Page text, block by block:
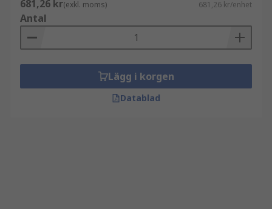
681,26 kr(exkl. moms) 681,26 kr/enhet
Antal
Lägg i korgen
Datablad